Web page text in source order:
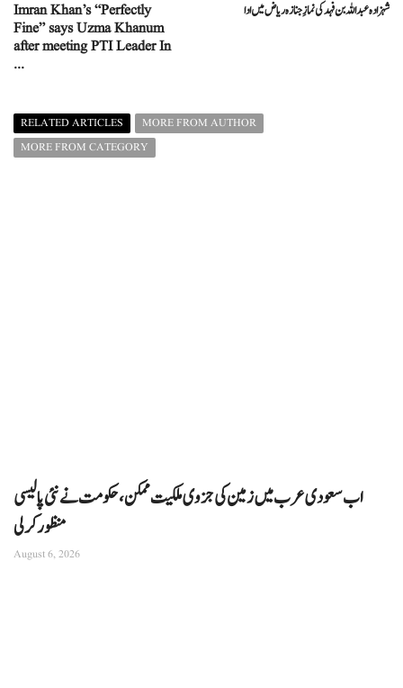
Imran Khan’s “Perfectly
Fine” says Uzma Khanum
after meeting PTI Leader In
...
شہزادہ عبداللہ بن فہد کی نمازِ جنازہ ریاض میں ادا
RELATED ARTICLES
MORE FROM AUTHOR
MORE FROM CATEGORY
اب سعودی عرب میں زمین کی جزوی ملکیت ممکن، حکومت نے نئی پالیسی
منظور کرلی
August 6, 2026